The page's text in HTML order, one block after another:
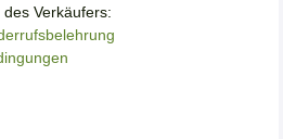
Verkäufers: